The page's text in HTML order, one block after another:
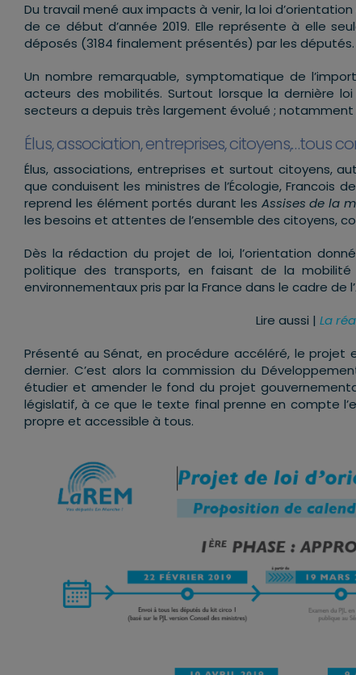
Du travail mené aux impacts à venir, la loi
de ce début d’année 2019. Elle représente à elle
déposés (3184 finalement présentés) par les députés.
Un nombre remarquable, symptomatique de
acteurs des mobilités. Surtout lorsque la dernière
secteurs a depuis très largement évolué ; notamment
Élus, association, entreprises, citoyens,…tous
Élus, associations, entreprises et surtout citoyens,
que conduisent les ministres de l’Écologie, Francois
reprend les élément portés durant les Assises de la
les besoins et attentes de l’ensemble des citoyens,
Dès la rédaction du projet de loi, l’orientation
politique des transports, en faisant de la
environnementaux pris par la France dans le cadre de
Lire aussi | La
Présenté au Sénat, en procédure accéléré, le projet
dernier. C’est alors la commission du
étudier et amender le fond du projet
législatif, à ce que le texte final prenne en compte
propre et accessible à tous.